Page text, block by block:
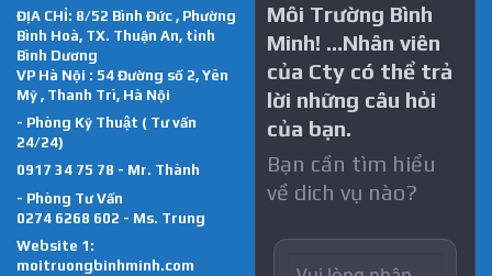
ĐỊA CHỈ: 8/52 Bình Đức , Phường
Bình Hoà, TX. Thuận An, tỉnh
Bình Dương
VP Hà Nội : 54 Đường số 2, Yên
Mỹ , Thanh Trì, Hà Nội
- Phòng Kỹ Thuật ( Tư vấn
24/24)
0917 34 75 78 - Mr. Thành
- Phòng Tư Vấn
0274 6268 602 - Ms. Trung
Website 1:
moitruongbinhminh.com
Môi Trường Bình
Minh! …Nhân viên
của Cty có thể trả
lời những câu hỏi
của bạn.
Bạn cần tìm hiểu
về dich vụ nào?